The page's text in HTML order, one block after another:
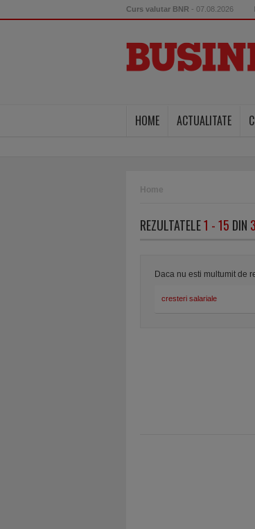
Curs valutar BNR - 07.08.2026
HOME ACTUALITATE
Home
REZULTATELE1 - 15 DIN
Daca nu esti multumit de